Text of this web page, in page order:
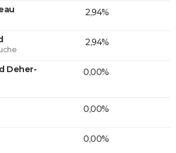
2,94%
2,94%
Deher-
0,00%
0,00%
0,00%